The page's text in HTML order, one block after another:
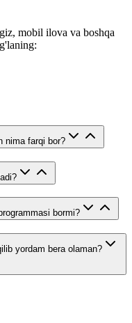
mobil ilova va boshqa
nima farqi bor?
bormi?
yordam bera olaman?